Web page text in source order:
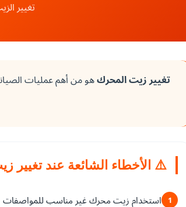
تغيير
تغيير زيت المحركهو من أهم عمليات
⚠️ الأخطاء الشائعة عند تغيير
1 استخدام زيت محرك غير مناسب للمواصفات